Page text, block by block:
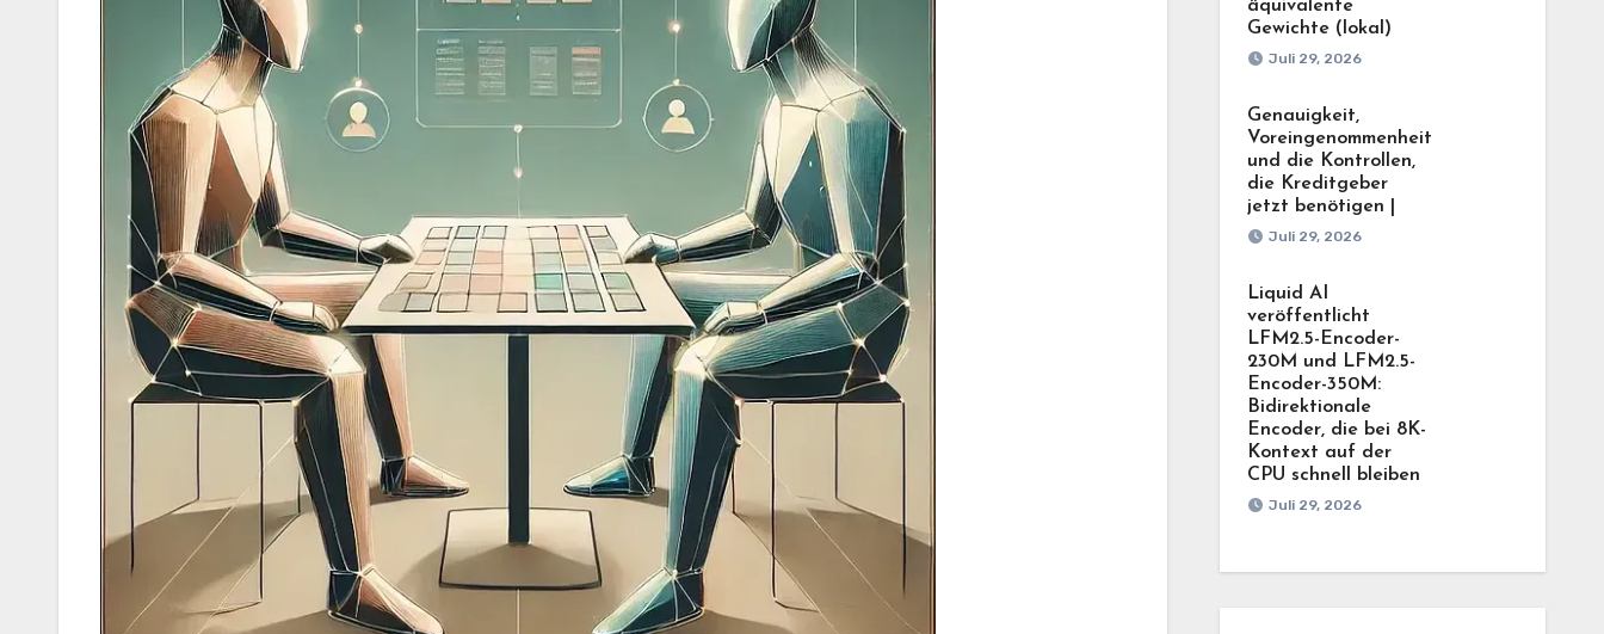
äquivalente
Gewichte (lokal)
Juli 29, 2026
Genauigkeit,
Voreingenommenheit
und die Kontrollen,
die Kreditgeber
jetzt benötigen |
Juli 29, 2026
Liquid AI
veröffentlicht
LFM2.5-Encoder-
230M und LFM2.5-
Encoder-350M:
Bidirektionale
Encoder, die bei 8K-
Kontext auf der
CPU schnell bleiben
Juli 29, 2026